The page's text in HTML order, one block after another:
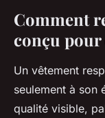
Comment
conçu
Un vêtement
seulement à son
qualité visible,